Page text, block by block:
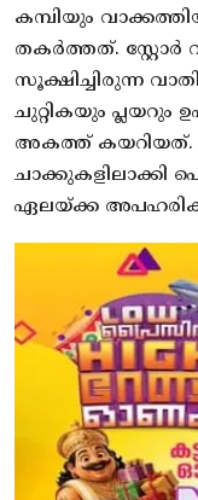
കമ്പിയും
തകർത്തത്.
സൂക്ഷിച്ചിരുന്ന
ചുറ്റികയും പ്ലയറും
അകത്ത് കയറിയത്.
ചാക്കുകളിലാക്കി
ഏലയ്ക്ക